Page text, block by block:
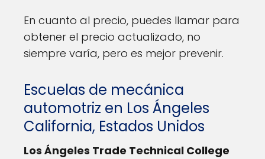
En cuanto al precio, puedes llamar para
obtener el precio actualizado, no
siempre varía, pero es mejor prevenir.
Escuelas de mecánica
automotriz en Los Ángeles
California, Estados Unidos
Los Ángeles Trade Technical College